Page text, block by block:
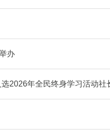
办
2026年全民终身学习活动社